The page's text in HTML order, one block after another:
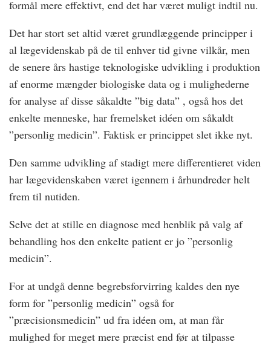
formål mere effektivt, end det har været muligt indtil nu.
Det har stort set altid været grundlæggende principper i
al lægevidenskab på de til enhver tid givne vilkår, men
de senere års hastige teknologiske udvikling i produktion
af enorme mængder biologiske data og i mulighederne
for analyse af disse såkaldte ”big data” , også hos det
enkelte menneske, har fremelsket idéen om såkaldt
”personlig medicin”. Faktisk er princippet slet ikke nyt.
Den samme udvikling af stadigt mere differentieret viden
har lægevidenskaben været igennem i århundreder helt
frem til nutiden.
Selve det at stille en diagnose med henblik på valg af
behandling hos den enkelte patient er jo ”personlig
medicin”.
For at undgå denne begrebsforvirring kaldes den nye
form for ”personlig medicin” også for
”præcisionsmedicin” ud fra idéen om, at man får
mulighed for meget mere præcist end før at tilpasse